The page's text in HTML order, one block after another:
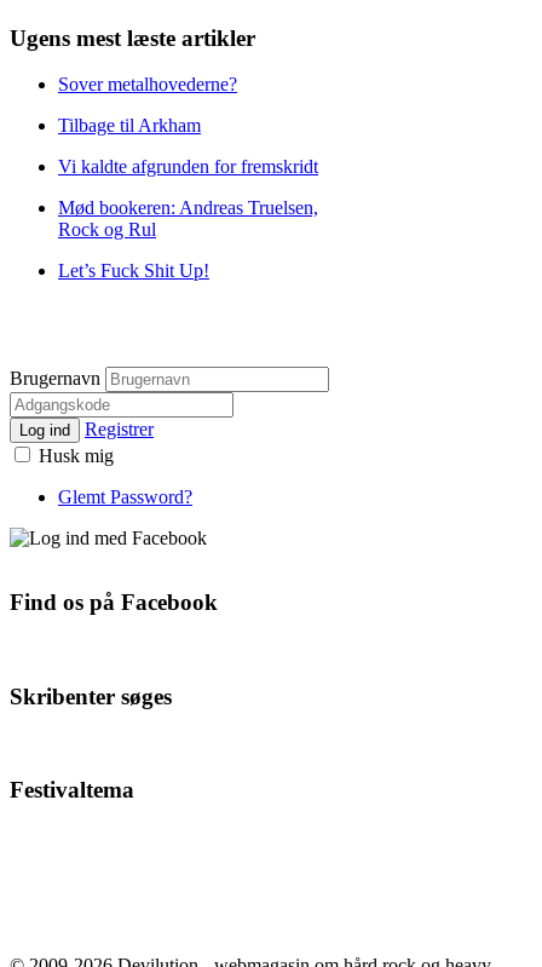
Ugens mest læste artikler
Sover metalhovederne?
Tilbage til Arkham
Vi kaldte afgrunden for fremskridt
Mød bookeren: Andreas Truelsen,
Rock og Rul
Let’s Fuck Shit Up!
Brugernavn
Log ind
Registrer
Husk mig
Glemt Password?
Find os på Facebook
Skribenter søges
Festivaltema